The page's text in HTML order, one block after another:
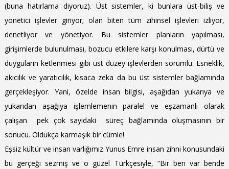
(buna hatırlama diyoruz). Üst sistemler, ki bunlara üst-biliş ve
yönetici işlevler giriyor; olan biten tüm zihinsel işlevleri izliyor,
denetliyor ve yönetiyor. Bu sistemler planların yapılması,
girişimlerde bulunulması, bozucu etkilere karşı konulması, dürtü ve
duyguların ketlenmesi gibi üst düzey işlevlerden sorumlu. Esneklik,
akıcılık ve yaratıcılık, kısaca zeka da bu üst sistemler bağlamında
gerçekleşiyor. Yani, özelde insan bilgisi, aşağıdan yukarıya ve
yukarıdan aşağıya işlemlemenin paralel ve eşzamanlı olarak
çalışan pek çok sayıdaki süreç bağlamında oluşmasının bir
sonucu. Oldukça karmaşık bir cümle!
Eşsiz kültür ve insan varlığımız Yunus Emre insan zihni konusundaki
bu gerçeği sezmiş ve o güzel Türkçesiyle, “Bir ben var bende